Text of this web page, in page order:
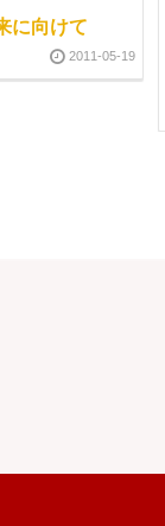
に向けて
2011-05-19